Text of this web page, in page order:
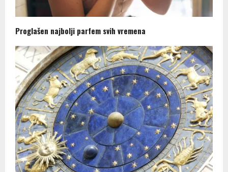
Proglašen najbolji parfem svih vremena